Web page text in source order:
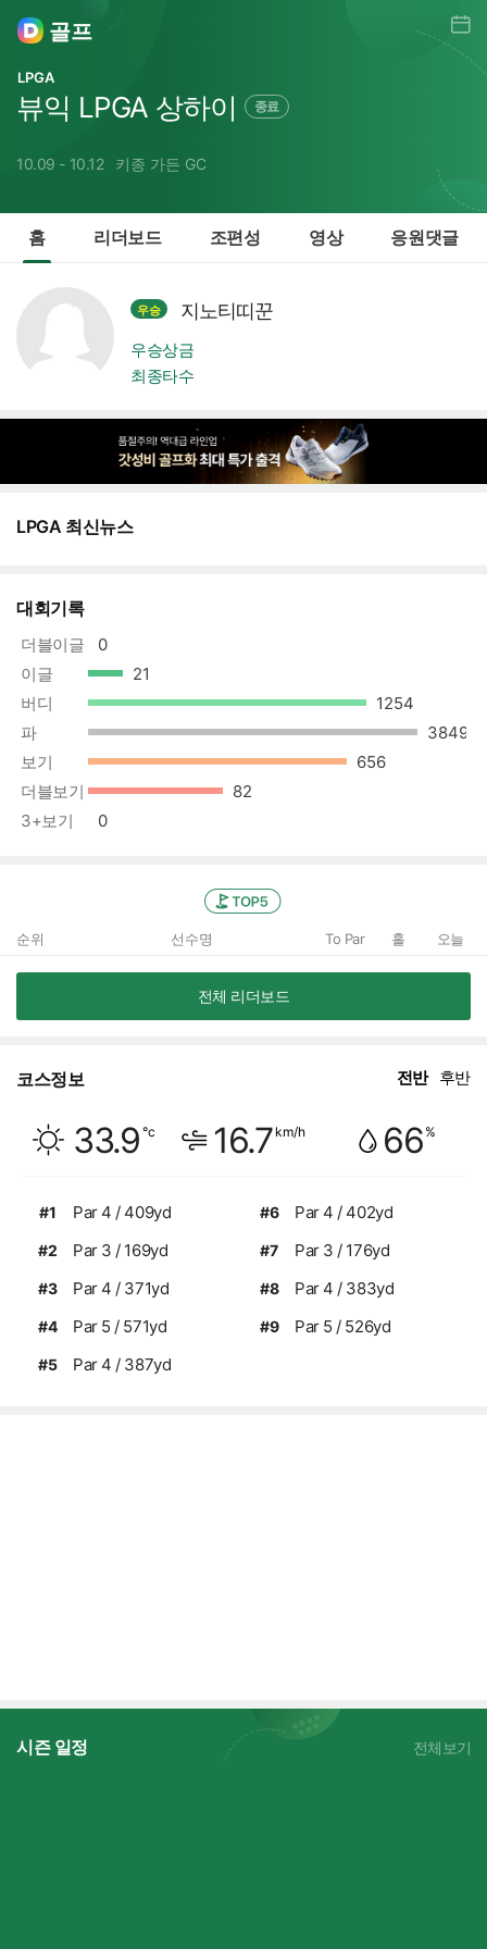
골프
LPGA
뷰익 LPGA 상하이 종료
10.09 - 10.12 키종 가든 GC
홈 리더보드 조편성 영상 응원댓글
우승 지노티띠꾼
우승상금
최종타수
LPGA 최신뉴스
대회기록
더블이글
0
이글
21
버디
1254
파
3849
보기
656
더블보기
82
3+보기
0
순위 선수명 To Par 홀 오늘
전체 리더보드
코스정보
33.9 °c 16.7 km/h 66 %
전반 후반
#1 Par 4 / 409yd
#2 Par 3 / 169yd
#3 Par 4 / 371yd
#4 Par 5 / 571yd
#5 Par 4 / 387yd
#6 Par 4 / 402yd
#7 Par 3 / 176yd
#8 Par 4 / 383yd
#9 Par 5 / 526yd
시즌 일정 전체보기